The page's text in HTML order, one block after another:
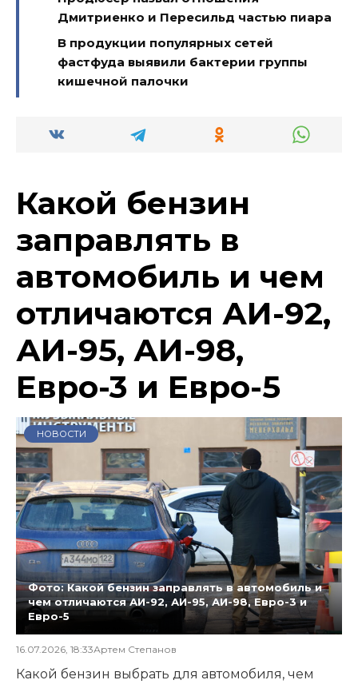
Дмитриенко и Пересильд частью пиара
В продукции популярных сетей
фастфуда выявили бактерии группы
кишечной палочки
Какой бензин
заправлять в
автомобиль и чем
отличаются АИ-92,
АИ-95, АИ-98,
Евро-3 и Евро-5
НОВОСТИ
Фото: Какой бензин заправлять в автомобиль и
чем отличаются АИ-92, АИ-95, АИ-98, Евро-3 и
Евро-5
16.07.2026, 18:33Артем Степанов
Какой бензин выбрать для автомобиля, чем